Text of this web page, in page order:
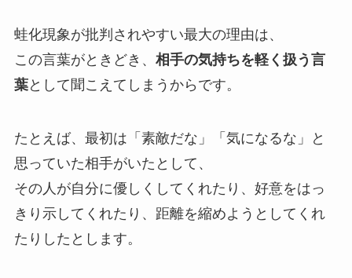
蛙化現象が批判されやすい最大の理由は、
この言葉がときどき、 相手の気持ちを軽く扱う言
葉として聞こえてしまうからです。
たとえば、最初は「素敵だな」「気になるな」と
思っていた相手がいたとして、
その人が自分に優しくしてくれたり、好意をはっ
きり示してくれたり、距離を縮めようとしてくれ
たりしたとします。